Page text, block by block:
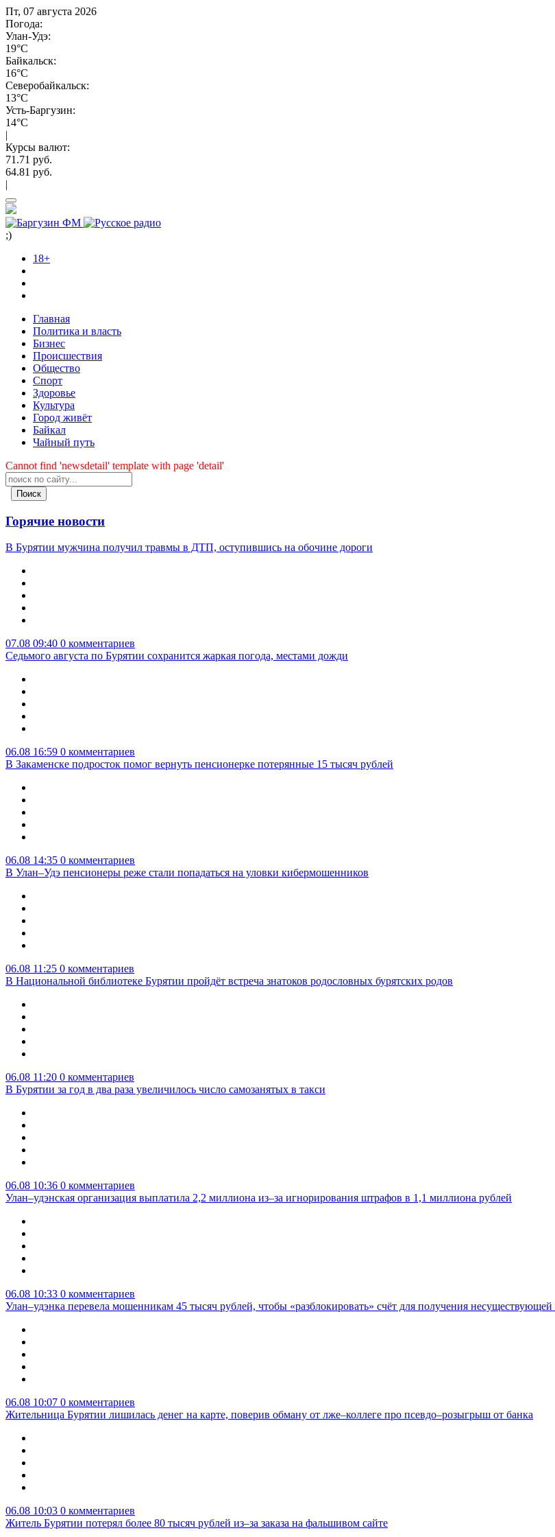
Пт, 07 августа 2026
Погода:
Улан-Удэ:
19°C
Байкальск:
16°C
Северобайкальск:
13°C
Усть-Баргузин:
14°C
|
Курсы валют:
71.71 руб.
64.81 руб.
|
;)
18+
Главная
Политика и власть
Бизнес
Происшествия
Общество
Cпорт
Здоровье
Культура
Город живёт
Байкал
Чайный путь
Cannot find 'newsdetail' template with page 'detail'
Поиск
Горячие новости
В Бурятии мужчина получил травмы в ДТП, оступившись на обочине дороги
07.08 09:40 0 комментариев
Седьмого августа по Бурятии сохранится жаркая погода, местами дожди
06.08 16:59 0 комментариев
В Закаменске подросток помог вернуть пенсионерке потерянные 15 тысяч рублей
06.08 14:35 0 комментариев
В Улан–Удэ пенсионеры реже стали попадаться на уловки кибермошенников
06.08 11:25 0 комментариев
В Национальной библиотеке Бурятии пройдёт встреча знатоков родословных бурятских родов
06.08 11:20 0 комментариев
В Бурятии за год в два раза увеличилось число самозанятых в такси
06.08 10:36 0 комментариев
Улан–удэнская организация выплатила 2,2 миллиона из–за игнорирования штрафов в 1,1 миллиона рублей
06.08 10:33 0 комментариев
Улан–удэнка перевела мошенникам 45 тысяч рублей, чтобы «разблокировать» счёт для получения
06.08 10:07 0 комментариев
Жительница Бурятии лишилась денег на карте, поверив обману от лже–коллеге про псевдо–розыгрыш от банка
06.08 10:03 0 комментариев
Житель Бурятии потерял более 80 тысяч рублей из–за заказа на фальшивом сайте